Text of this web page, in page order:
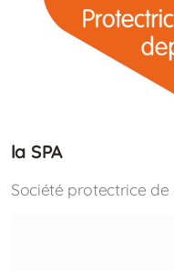
la SPA
Société protectrice de